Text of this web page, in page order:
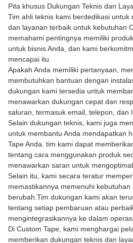
Pita khusus Dukungan Teknis dan
Tim ahli teknis kami berdedikasi untuk
dan layanan terbaik untuk kebutuhan
memahami pentingnya memiliki
untuk bisnis Anda, dan kami
mencapai itu.
Apakah Anda memiliki pertanyaan,
membutuhkan bantuan dengan
dukungan kami tersedia untuk
menawarkan dukungan cepat dan
saluran, termasuk email, telepon, dan
Selain dukungan teknis, kami juga
untuk membantu Anda mendapatkan
Tape Anda. tim kami dapat
tentang cara menggunakan produk
menawarkan saran untuk
Selain itu, kami secara teratur
memastikannya memenuhi
berubah.Tim dukungan kami akan
tentang setiap pembaruan atau
mengintegrasikannya ke dalam
Di Custom Tape, kami menghargai
memberikan dukungan teknis dan